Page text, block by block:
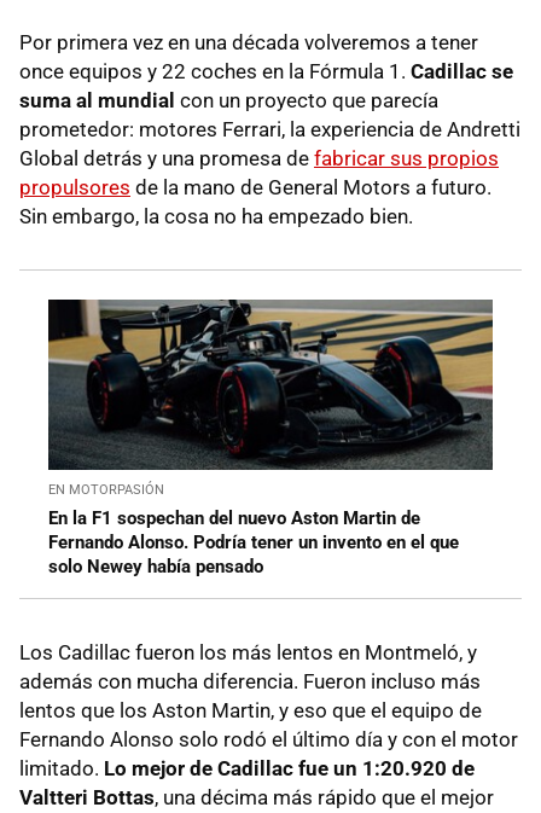
Por primera vez en una década volveremos a tener
once equipos y 22 coches en la Fórmula 1. Cadillac se
suma al mundial con un proyecto que parecía
prometedor: motores Ferrari, la experiencia de Andretti
Global detrás y una promesa de fabricar sus propios
propulsores de la mano de General Motors a futuro.
Sin embargo, la cosa no ha empezado bien.
EN MOTORPASIÓN
En la F1 sospechan del nuevo Aston Martin de
Fernando Alonso. Podría tener un invento en el que
solo Newey había pensado
Los Cadillac fueron los más lentos en Montmeló, y
además con mucha diferencia. Fueron incluso más
lentos que los Aston Martin, y eso que el equipo de
Fernando Alonso solo rodó el último día y con el motor
limitado. Lo mejor de Cadillac fue un 1:20.920 de
Valtteri Bottas, una décima más rápido que el mejor